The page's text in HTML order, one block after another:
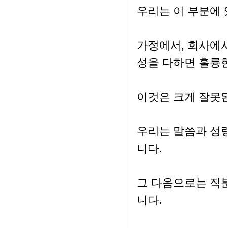
우리는 이 부분에
가정에서, 회사에
성을 다하면 훌륭
이것은 크게 잘못
우리는 말씀과 성
니다.
그 다음으로는 직
니다.